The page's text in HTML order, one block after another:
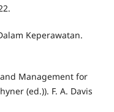
Keperawatan.
Management for
(ed.)). F. A. Davis